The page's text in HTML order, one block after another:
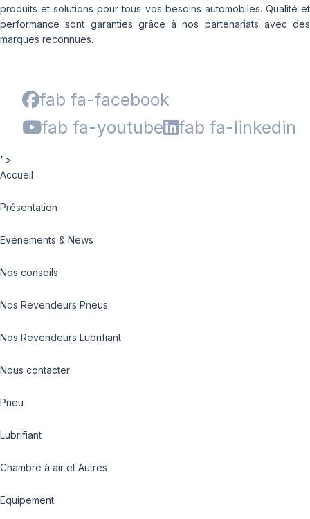
produits et solutions pour tous vos besoins automobiles. Qualité et
performance sont garanties grâce à nos partenariats avec des
marques reconnues.
fab fa-facebook
fab fa-youtube
fab fa-linkedin
">
Accueil
Présentation
Evénements & News
Nos conseils
Nos Revendeurs Pneus
Nos Revendeurs Lubrifiant
Nous contacter
Pneu
Lubrifiant
Chambre à air et Autres
Equipement